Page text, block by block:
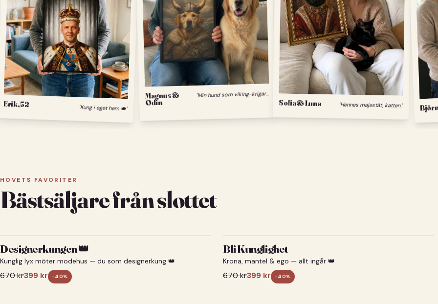
Erik, 52 "Kung i eget hem 👑"
Magnus &
Odin
"
Min hund som viking-krigare."
Sofia & Luna "Hennes majestät, katten."
HOVETS FAVORITER
Bästsäljare från slottet
Designerkungen 👑
Kunglig lyx möter modehus — du som designerkung 👑
670kr399 kr -40%
Bli Kunglighet
Krona, mantel & ego — allt ingår 👑
670kr399 kr -40%